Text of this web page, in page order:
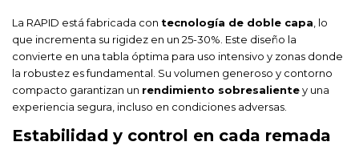
La RAPID está fabricada con tecnología de doble capa, lo
que incrementa su rigidez en un 25-30%. Este diseño la
convierte en una tabla óptima para uso intensivo y zonas donde
la robustez es fundamental. Su volumen generoso y contorno
compacto garantizan un rendimiento sobresalientey una
experiencia segura, incluso en condiciones adversas.
Estabilidad y control en cada remada